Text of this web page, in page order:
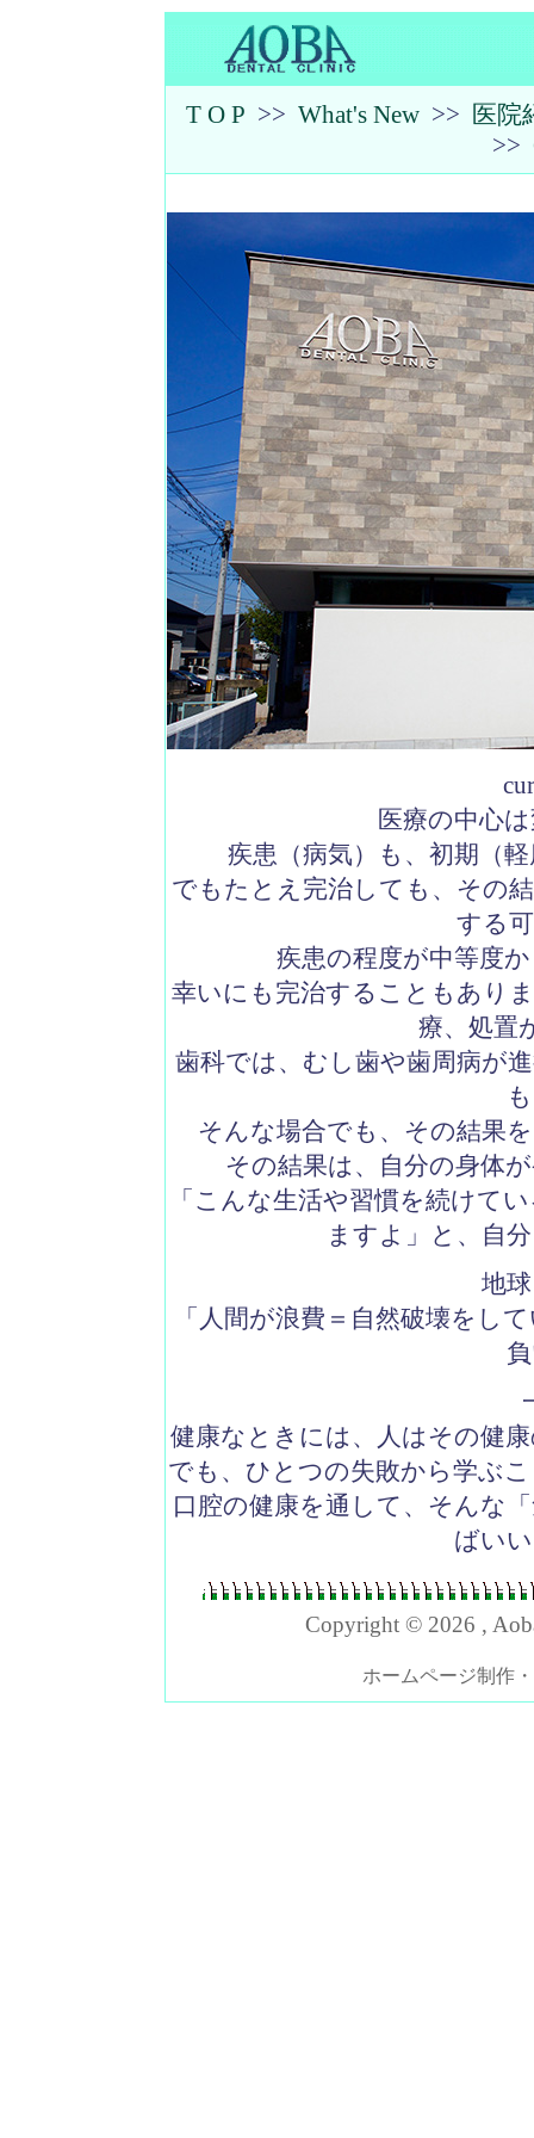
T O P >> What's New >> 医院
>>
医療の中心
疾患（病気）も、初期（
でもたとえ完治しても、その
する
疾患の程度が中等度
幸いにも完治することもあり
療、処置
歯科では、むし歯や歯周病が
そんな場合でも、その結果
その結果は、自分の身体
「こんな生活や習慣を続けて
ますよ」と、自
地
「人間が浪費＝自然破壊をし
健康なときには、人はその健
でも、ひとつの失敗から学ぶ
口腔の健康を通して、そんな
ばい
Copyright © 2026 ,
ホームページ制作